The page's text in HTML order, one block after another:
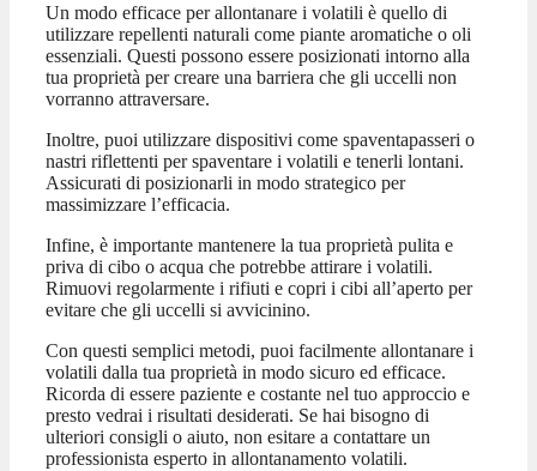
Un modo efficace per allontanare i volatili è quello di
utilizzare repellenti naturali come piante aromatiche o oli
essenziali. Questi possono essere posizionati intorno alla
tua proprietà per creare una barriera che gli uccelli non
vorranno attraversare.
Inoltre, puoi utilizzare dispositivi come spaventapasseri o
nastri riflettenti per spaventare i volatili e tenerli lontani.
Assicurati di posizionarli in modo strategico per
massimizzare l’efficacia.
Infine, è importante mantenere la tua proprietà pulita e
priva di cibo o acqua che potrebbe attirare i volatili.
Rimuovi regolarmente i rifiuti e copri i cibi all’aperto per
evitare che gli uccelli si avvicinino.
Con questi semplici metodi, puoi facilmente allontanare i
volatili dalla tua proprietà in modo sicuro ed efficace.
Ricorda di essere paziente e costante nel tuo approccio e
presto vedrai i risultati desiderati. Se hai bisogno di
ulteriori consigli o aiuto, non esitare a contattare un
professionista esperto in allontanamento volatili.